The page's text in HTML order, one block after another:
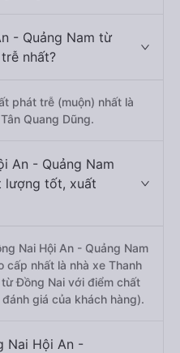
- Quảng Nam từ
nhất?
phát trễ (muộn) nhất là
Quang Dũng.
An - Quảng Nam
lượng tốt, xuất
Nai Hội An - Quảng Nam
nhất là nhà xe Thanh
Đồng Nai với điểm chất
giá của khách hàng).
Nai Hội An -